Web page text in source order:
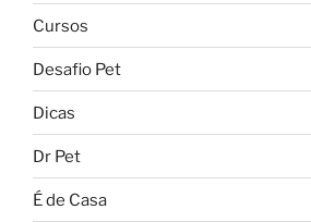
Cursos
Desafio Pet
Dicas
Dr Pet
É de Casa